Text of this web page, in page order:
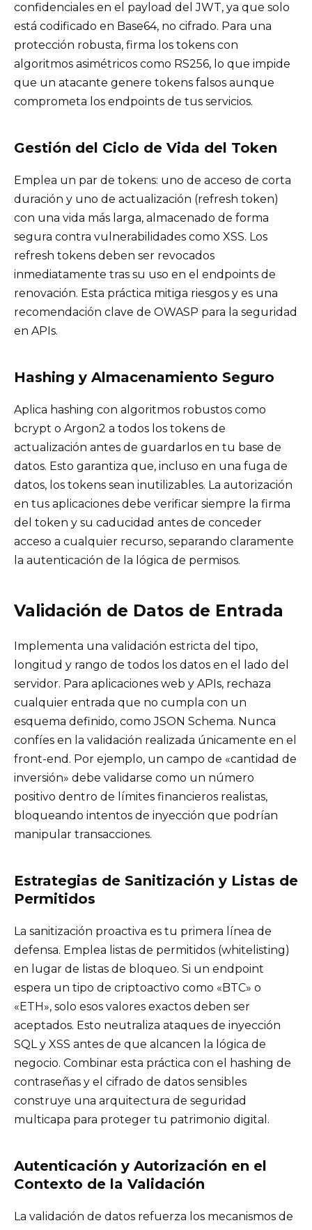
confidenciales en el payload del JWT, ya que solo
está codificado en Base64, no cifrado. Para una
protección robusta, firma los tokens con
algoritmos asimétricos como RS256, lo que impide
que un atacante genere tokens falsos aunque
comprometa los endpoints de tus servicios.
Gestión del Ciclo de Vida del Token
Emplea un par de tokens: uno de acceso de corta
duración y uno de actualización (refresh token)
con una vida más larga, almacenado de forma
segura contra vulnerabilidades como XSS. Los
refresh tokens deben ser revocados
inmediatamente tras su uso en el endpoints de
renovación. Esta práctica mitiga riesgos y es una
recomendación clave de OWASP para la seguridad
en APIs.
Hashing y Almacenamiento Seguro
Aplica hashing con algoritmos robustos como
bcrypt o Argon2 a todos los tokens de
actualización antes de guardarlos en tu base de
datos. Esto garantiza que, incluso en una fuga de
datos, los tokens sean inutilizables. La autorización
en tus aplicaciones debe verificar siempre la firma
del token y su caducidad antes de conceder
acceso a cualquier recurso, separando claramente
la autenticación de la lógica de permisos.
Validación de Datos de Entrada
Implementa una validación estricta del tipo,
longitud y rango de todos los datos en el lado del
servidor. Para aplicaciones web y APIs, rechaza
cualquier entrada que no cumpla con un
esquema definido, como JSON Schema. Nunca
confíes en la validación realizada únicamente en el
front-end. Por ejemplo, un campo de «cantidad de
inversión» debe validarse como un número
positivo dentro de límites financieros realistas,
bloqueando intentos de inyección que podrían
manipular transacciones.
Estrategias de Sanitización y Listas de
Permitidos
La sanitización proactiva es tu primera línea de
defensa. Emplea listas de permitidos (whitelisting)
en lugar de listas de bloqueo. Si un endpoint
espera un tipo de criptoactivo como «BTC» o
«ETH», solo esos valores exactos deben ser
aceptados. Esto neutraliza ataques de inyección
SQL y XSS antes de que alcancen la lógica de
negocio. Combinar esta práctica con el hashing de
contraseñas y el cifrado de datos sensibles
construye una arquitectura de seguridad
multicapa para proteger tu patrimonio digital.
Autenticación y Autorización en el
Contexto de la Validación
La validación de datos refuerza los mecanismos de